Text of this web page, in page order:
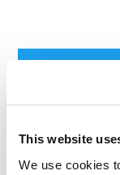
This website
We use cookies